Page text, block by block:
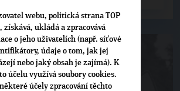
webu, politická strana TOP
získává, ukládá a zpracovává
o jeho uživatelích (např. síťové
údaje o tom, jak jej
nebo jaký obsah je zajímá). K
účelu využívá soubory cookies.
účely zpracování těchto